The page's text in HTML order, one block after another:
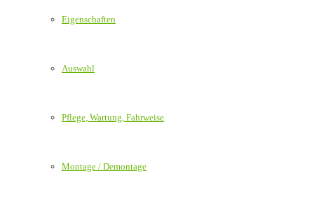
Eigenschaften
Auswahl
Pflege, Wartung, Fahrweise
Montage / Demontage